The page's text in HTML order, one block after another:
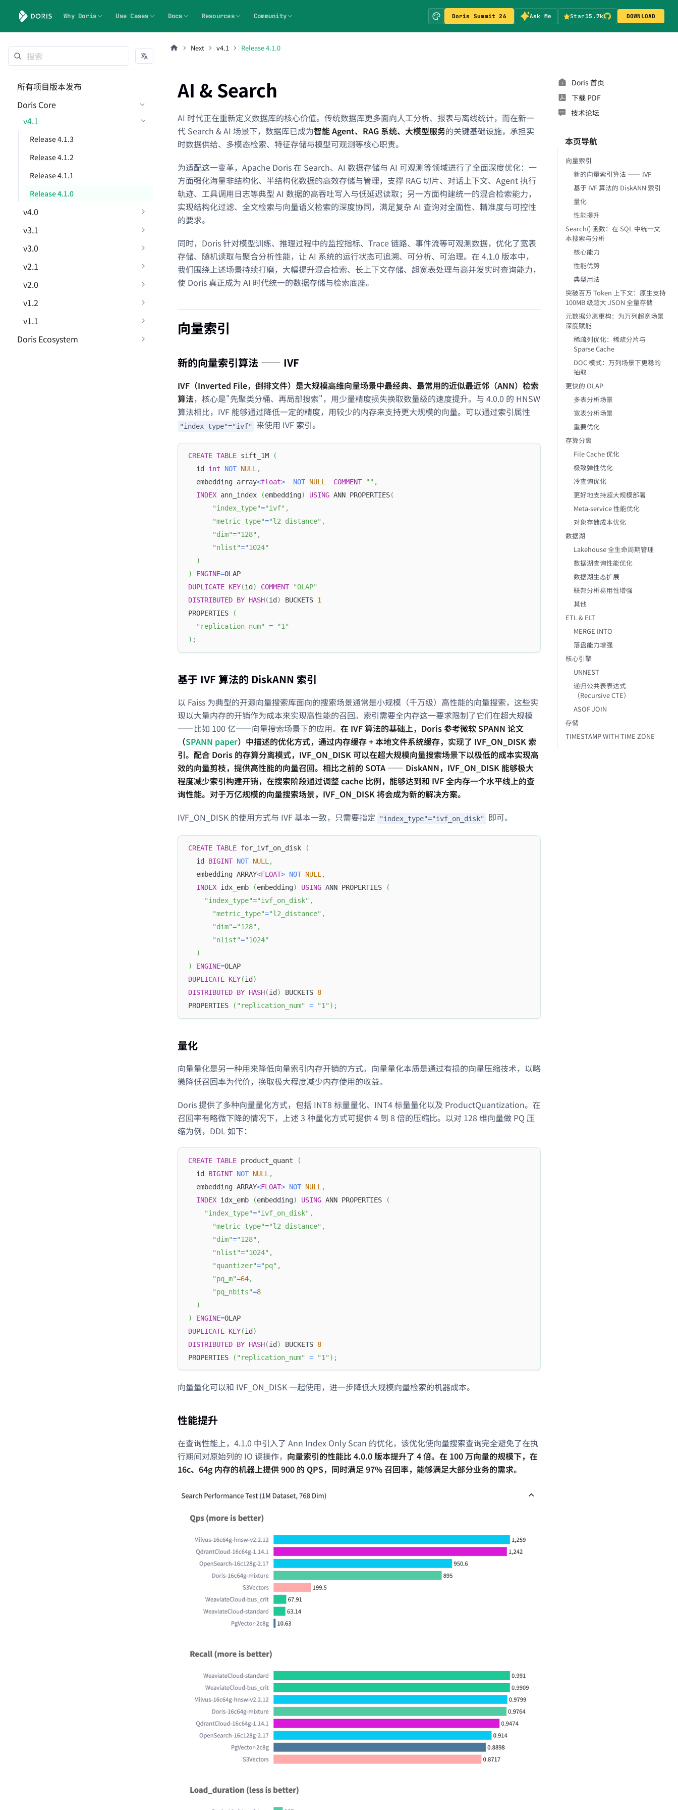
Why Doris Use Cases Docs Resources Community Doris Summit 26 Ask Me Star15.7k DOWNLOAD
所有项目版本发布
Doris Core
v4.1
Release 4.1.3
Release 4.1.2
Release 4.1.1
Release 4.1.0
v4.0
v3.1
v3.0
v2.1
v2.0
v1.2
v1.1
Doris Ecosystem
Next v4.1 Release 4.1.0
AI & Search
AI 时代正在重新定义数据库的核心价值。传统数据库更多面向人工分析、报表与离线统计，而在新一
代 Search & AI 场景下，数据库已成为智能 Agent、RAG 系统、大模型服务的关键基础设施，承担实
时数据供给、多模态检索、特征存储与模型可观测等核心职责。
为适配这一变革，Apache Doris 在 Search、AI 数据存储与 AI 可观测等领域进行了全面深度优化：一
方面强化海量非结构化、半结构化数据的高效存储与管理，支撑 RAG 切片、对话上下文、Agent 执行
轨迹、工具调用日志等典型 AI 数据的高吞吐写入与低延迟读取；另一方面构建统一的混合检索能力，
实现结构化过滤、全文检索与向量语义检索的深度协同，满足复杂 AI 查询对全面性、精准度与可控性
的要求。
同时，Doris 针对模型训练、推理过程中的监控指标、Trace 链路、事件流等可观测数据，优化了宽表
存储、随机读取与聚合分析性能，让 AI 系统的运行状态可追溯、可分析、可治理。在 4.1.0 版本中，
我们围绕上述场景持续打磨，大幅提升混合检索、长上下文存储、超宽表处理与高并发实时查询能力，
使 Doris 真正成为 AI 时代统一的数据存储与检索底座。
向量索引
新的向量索引算法 —— IVF
IVF（Inverted File，倒排文件）是大规模高维向量场景中最经典、最常用的近似最近邻（ANN）检索
算法，核心是"先聚类分桶、再局部搜索"，用少量精度损失换取数量级的速度提升。与 4.0.0 的 HNSW
算法相比，IVF 能够通过降低一定的精度，用较少的内存来支持更大规模的向量。可以通过索引属性
"index_type"="ivf" 来使用 IVF 索引。
CREATE TABLE sift_1M
(
  id
int NOT NULL,
  embedding array
<float> NOT NULL COMMENT "" ,
INDEX ann_index (embedding) USING ANN PROPERTIES(
"index_type"="ivf" ,
"metric_type"="l2_distance" ,
"dim"="128" ,
"nlist"="1024"
)
)
ENGINE=OLAP
DUPLICATE KEY(id ) COMMENT
"OLAP"
DISTRIBUTED BY HASH(id ) BUCKETS 1
PROPERTIES
(
"replication_num"
=
"1"
) ;
基于 IVF 算法的 DiskANN 索引
以 Faiss 为典型的开源向量搜索库面向的搜索场景通常是小规模（千万级）高性能的向量搜索，这些实
现以大量内存的开销作为成本来实现高性能的召回。索引需要全内存这一要求限制了它们在超大规模
——比如 100 亿——向量搜索场景下的应用。 在 IVF 算法的基础上，Doris 参考微软 SPANN 论文
（SPANN paper）中描述的优化方式，通过内存缓存 + 本地文件系统缓存，实现了 IVF_ON_DISK 索
引。配合 Doris 的存算分离模式，IVF_ON_DISK 可以在超大规模向量搜索场景下以极低的成本实现高
效的向量剪枝，提供高性能的向量召回。相比之前的 SOTA —— DiskANN，IVF_ON_DISK 能够极大
程度减少索引构建开销，在搜索阶段通过调整 cache 比例，能够达到和 IVF 全内存一个水平线上的查
询性能。对于万亿规模的向量搜索场景，IVF_ON_DISK 将会成为新的解决方案。
IVF_ON_DISK 的使用方式与 IVF 基本一致，只需要指定
"index_type"="ivf_on_disk" 即可。
CREATE TABLE for_ivf_on_disk
(
  id
BIGINT NOT NULL,
  embedding ARRAY
<FLOAT> NOT NULL,
INDEX idx_emb (embedding) USING ANN PROPERTIES
(
"index_type"="ivf_on_disk" ,
"metric_type"="l2_distance" ,
"dim"="128" ,
"nlist"="1024"
)
)
ENGINE=OLAP
DUPLICATE KEY(id )
DISTRIBUTED BY HASH(id ) BUCKETS 8
PROPERTIES
( "replication_num" = "1" ) ;
量化
向量量化是另一种用来降低向量索引内存开销的方式。向量量化本质是通过有损的向量压缩技术，以略
微降低召回率为代价，换取极大程度减少内存使用的收益。
Doris 提供了多种向量量化方式，包括 INT8 标量量化、INT4 标量量化以及 ProductQuantization。在
召回率有略微下降的情况下，上述 3 种量化方式可提供 4 到 8 倍的压缩比。以对 128 维向量做 PQ 压
缩为例，DDL 如下：
CREATE TABLE product_quant
(
  id
BIGINT NOT NULL ,
  embedding ARRAY
<FLOAT> NOT NULL ,
INDEX idx_emb (embedding) USING ANN PROPERTIES
(
"index_type"="ivf_on_disk" ,
"metric_type"="l2_distance" ,
"dim"="128" ,
"nlist"="1024" ,
"quantizer"="pq" ,
"pq_m"=64,
"pq_nbits"=8
)
)
ENGINE=OLAP
DUPLICATE KEY(id)
DISTRIBUTED BY HASH(id) BUCKETS 8
PROPERTIES
( "replication_num" = "1" ) ;
向量量化可以和 IVF_ON_DISK 一起使用，进一步降低大规模向量检索的机器成本。
性能提升
在查询性能上，4.1.0 中引入了 Ann Index Only Scan 的优化，该优化使向量搜索查询完全避免了在执
行期间对原始列的 IO 读操作， 向量索引的性能比 4.0.0 版本提升了 4 倍。在 100 万向量的规模下，在
16c、64g 内存的机器上提供 900 的 QPS，同时满足 97% 召回率，能够满足大部分业务的需求。
Doris 首页
下载 PDF
技术论坛
本页导航
向量索引
新的向量索引算法 —— IVF
基于 IVF 算法的 DiskANN 索引
量化
性能提升
Search() 函数：在 SQL 中统一文
本搜索与分析
核心能力
性能优势
典型用法
突破百万 Token 上下文：原生支持
100MB 级超大 JSON 全量存储
元数据分离重构：为万列超宽场景
深度赋能
稀疏列优化：稀疏分片与
Sparse Cache
DOC 模式：万列场景下更稳的
抽取
更快的 OLAP
多表分析场景
宽表分析场景
重要优化
存算分离
File Cache 优化
极致弹性优化
冷查询优化
更好地支持超大规模部署
Meta-service 性能优化
对象存储成本优化
数据湖
Lakehouse 全生命周期管理
数据湖查询性能优化
数据湖生态扩展
联邦分析易用性增强
其他
ETL & ELT
MERGE INTO
落盘能力增强
核心引擎
UNNEST
递归公共表表达式
（Recursive CTE）
ASOF JOIN
存储
TIMESTAMP WITH TIME ZONE